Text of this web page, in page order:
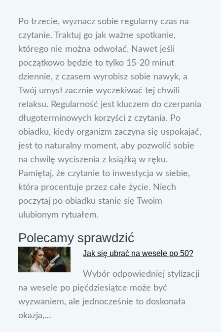
Po trzecie, wyznacz sobie regularny czas na
czytanie. Traktuj go jak ważne spotkanie,
którego nie można odwołać. Nawet jeśli
początkowo będzie to tylko 15-20 minut
dziennie, z czasem wyrobisz sobie nawyk, a
Twój umysł zacznie wyczekiwać tej chwili
relaksu. Regularność jest kluczem do czerpania
długoterminowych korzyści z czytania. Po
obiadku, kiedy organizm zaczyna się uspokajać,
jest to naturalny moment, aby pozwolić sobie
na chwilę wyciszenia z książką w ręku.
Pamiętaj, że czytanie to inwestycja w siebie,
która procentuje przez całe życie. Niech
poczytaj po obiadku stanie się Twoim
ulubionym rytuałem.
Polecamy sprawdzić
Jak się ubrać na wesele po 50?
Wybór odpowiedniej stylizacji
na wesele po pięćdziesiątce może być
wyzwaniem, ale jednocześnie to doskonała
okazja,…